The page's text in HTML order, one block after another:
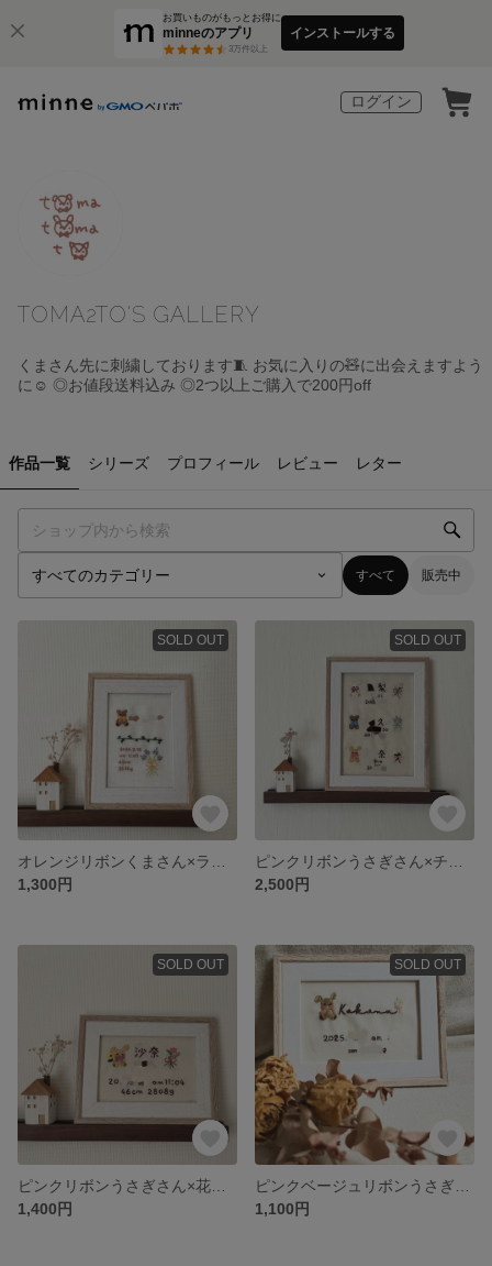
お買いものがもっとお得に
minneのアプリ
3万件以上
インストールする
ログイン
TOMA2TO'S GALLERY
くまさん先に刺繍しております🧵 お気に入りの🧸に出会えますよう
に☺︎ ◎お値段送料込み ◎2つ以上ご購入で200円off
作品一覧 シリーズ プロフィール レビュー レター
すべて 販売中
SOLD OUT
1,300円
SOLD OUT
2,500円
SOLD OUT
1,400円
SOLD OUT
1,100円